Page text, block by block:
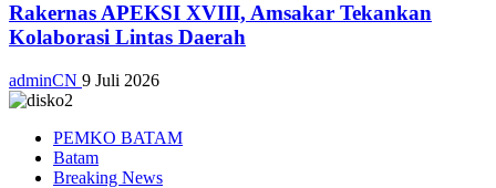
Rakernas APEKSI XVIII, Amsakar Tekankan
Kolaborasi Lintas Daerah
adminCN 9 Juli 2026
PEMKO BATAM
Batam
Breaking News